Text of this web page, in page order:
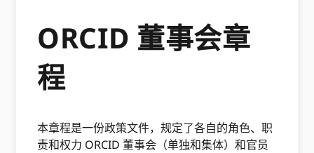
ORCID 董事会章
程
本章程是一份政策文件，规定了各自的角色、职
责和权力 ORCID 董事会（单独和集体）和官员